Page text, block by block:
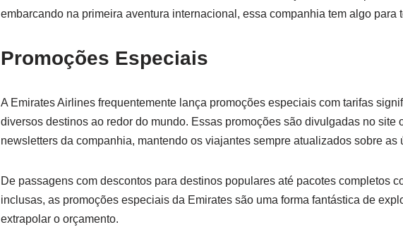
embarcando na primeira aventura internacional, essa companhia tem algo para
Promoções Especiais
A Emirates Airlines frequentemente lança promoções especiais com tarifas
diversos destinos ao redor do mundo. Essas promoções são divulgadas no site
newsletters da companhia, mantendo os viajantes sempre atualizados sobre as
De passagens com descontos para destinos populares até pacotes completos
inclusas, as promoções especiais da Emirates são uma forma fantástica de
extrapolar o orçamento.